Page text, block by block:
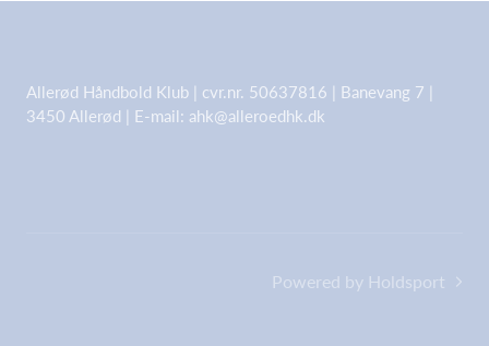
Allerød Håndbold Klub | cvr.nr. 50637816 | Banevang 7 |
3450 Allerød | E-mail: ahk@alleroedhk.dk
Powered by Holdsport